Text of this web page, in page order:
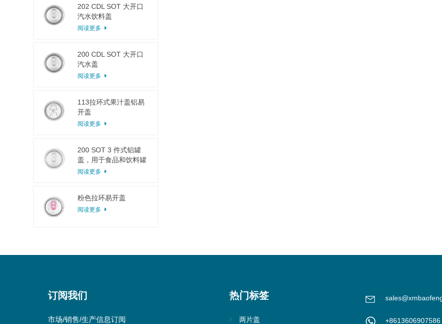
202 CDL SOT 大开口
汽水饮料盖
阅读更多
200 CDL SOT 大开口
汽水盖
阅读更多
113拉环式果汁盖铝易
开盖
阅读更多
200 SOT 3 件式铝罐
盖，用于食品和饮料罐
头
阅读更多
粉色拉环易开盖
阅读更多
订阅我们
市场/销售/生产信息订阅
热门标签
两片盖 +8613606907586